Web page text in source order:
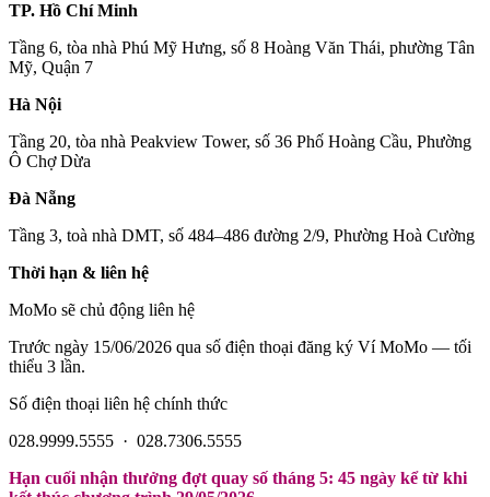
TP. Hồ Chí Minh
Tầng 6, tòa nhà Phú Mỹ Hưng, số 8 Hoàng Văn Thái, phường Tân
Mỹ, Quận 7
Hà Nội
Tầng 20, tòa nhà Peakview Tower, số 36 Phố Hoàng Cầu, Phường
Ô Chợ Dừa
Đà Nẵng
Tầng 3, toà nhà DMT, số 484–486 đường 2/9, Phường Hoà Cường
Thời hạn & liên hệ
MoMo sẽ chủ động liên hệ
Trước ngày 15/06/2026 qua số điện thoại đăng ký Ví MoMo — tối
thiểu 3 lần.
Số điện thoại liên hệ chính thức
028.9999.5555 · 028.7306.5555
Hạn cuối nhận thưởng đợt quay số tháng 5: 45 ngày kể từ khi